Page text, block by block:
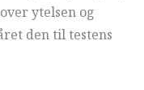
ytelsen og
den til testens